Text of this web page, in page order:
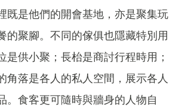
既是他們的開會基地，亦是聚集玩
的聚腳。不同的傢俱也隱藏特別用
是供小聚；長枱是商討行程時用；
角落是各人的私人空間，展示各人
。食客更可隨時與牆身的人物自